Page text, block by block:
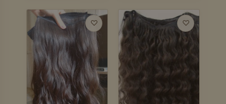
♡ ♡